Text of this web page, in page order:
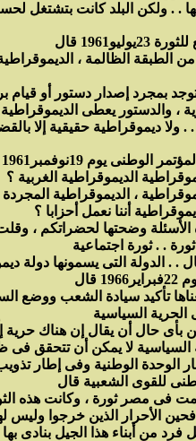
من الطبقة الظالمة ،
، والدستور يعطى
الديموقراطية الغربية ؟
، الديموقراطية
أننا نعمل أحزابا ؟
وضحتها لحضراتكم ،
ثورة . . ثورة اجتماعية
قال
السياسية لا يمكن أن تتحقق فى
الأحرار الذين خرجوا